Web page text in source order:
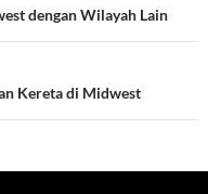
dengan Wilayah Lain
Kereta di Midwest